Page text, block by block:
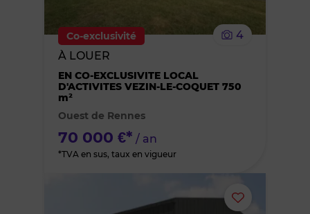
Co-exclusivité
4
À LOUER
EN CO-EXCLUSIVITE LOCAL
D'ACTIVITES VEZIN-LE-COQUET 750
m²
Ouest de Rennes
70 000 €* / an
*TVA en sus, taux en vigueur
Ajouter